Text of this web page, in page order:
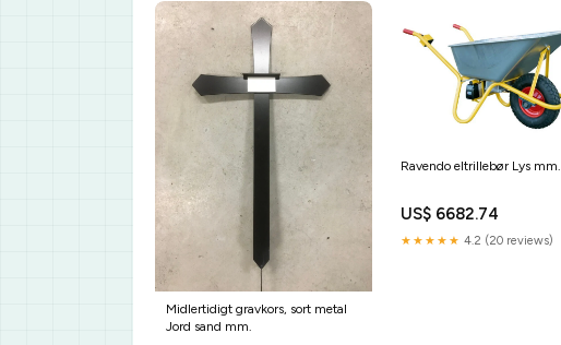
Midlertidigt gravkors, sort metal
Jord sand mm.
Ravendo eltrillebør Lys mm.
US$ 6682.74
★★★★★ 4.2 (20 reviews)